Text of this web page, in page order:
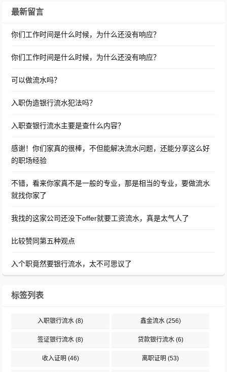
最新留言
你们工作时间是什么时候，为什么还没有响应？
你们工作时间是什么时候，为什么还没有响应？
可以做流水吗？
入职伪造银行流水犯法吗？
入职查银行流水主要是查什么内容？
感谢！你们家真的很棒，不但能解决流水问题，还能分享这么好
的职场经验
不错，看来你家真不是一般的专业，那是相当的专业，要做流水
就找你家了
我找的这家公司还没下offer就要工资流水，真是太气人了
比较赞同第五种观点
入个职竟然要银行流水，太不可思议了
标签列表
入职银行流水 (8) 鑫金流水(256)
签证银行流水 (8) 贷款银行流水(6)
收入证明 (46) 离职证明 (53)